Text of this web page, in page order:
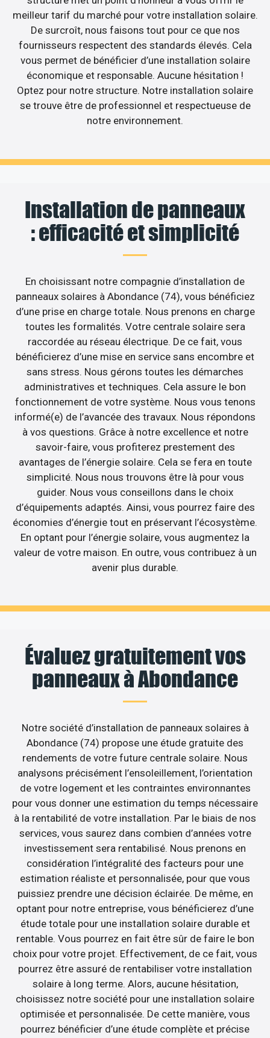
meilleur tarif du marché pour votre installation solaire.
De surcroît, nous faisons tout pour ce que nos
fournisseurs respectent des standards élevés. Cela
vous permet de bénéficier d’une installation solaire
économique et responsable. Aucune hésitation !
Optez pour notre structure. Notre installation solaire
se trouve être de professionnel et respectueuse de
notre environnement.
Installation de panneaux
: efficacité et simplicité
En choisissant notre compagnie d’installation de
panneaux solaires à Abondance (74), vous bénéficiez
d’une prise en charge totale. Nous prenons en charge
toutes les formalités. Votre centrale solaire sera
raccordée au réseau électrique. De ce fait, vous
bénéficierez d’une mise en service sans encombre et
sans stress. Nous gérons toutes les démarches
administratives et techniques. Cela assure le bon
fonctionnement de votre système. Nous vous tenons
informé(e) de l’avancée des travaux. Nous répondons
à vos questions. Grâce à notre excellence et notre
savoir-faire, vous profiterez prestement des
avantages de l’énergie solaire. Cela se fera en toute
simplicité. Nous nous trouvons être là pour vous
guider. Nous vous conseillons dans le choix
d’équipements adaptés. Ainsi, vous pourrez faire des
économies d’énergie tout en préservant l’écosystème.
En optant pour l’énergie solaire, vous augmentez la
valeur de votre maison. En outre, vous contribuez à un
avenir plus durable.
Évaluez gratuitement vos
panneaux à Abondance
Notre société d’installation de panneaux solaires à
Abondance (74) propose une étude gratuite des
rendements de votre future centrale solaire. Nous
analysons précisément l’ensoleillement, l’orientation
de votre logement et les contraintes environnantes
pour vous donner une estimation du temps nécessaire
à la rentabilité de votre installation. Par le biais de nos
services, vous saurez dans combien d’années votre
investissement sera rentabilisé. Nous prenons en
considération l’intégralité des facteurs pour une
estimation réaliste et personnalisée, pour que vous
puissiez prendre une décision éclairée. De même, en
optant pour notre entreprise, vous bénéficierez d’une
étude totale pour une installation solaire durable et
rentable. Vous pourrez en fait être sûr de faire le bon
choix pour votre projet. Effectivement, de ce fait, vous
pourrez être assuré de rentabiliser votre installation
solaire à long terme. Alors, aucune hésitation,
choisissez notre société pour une installation solaire
optimisée et personnalisée. De cette manière, vous
pourrez bénéficier d’une étude complète et précise